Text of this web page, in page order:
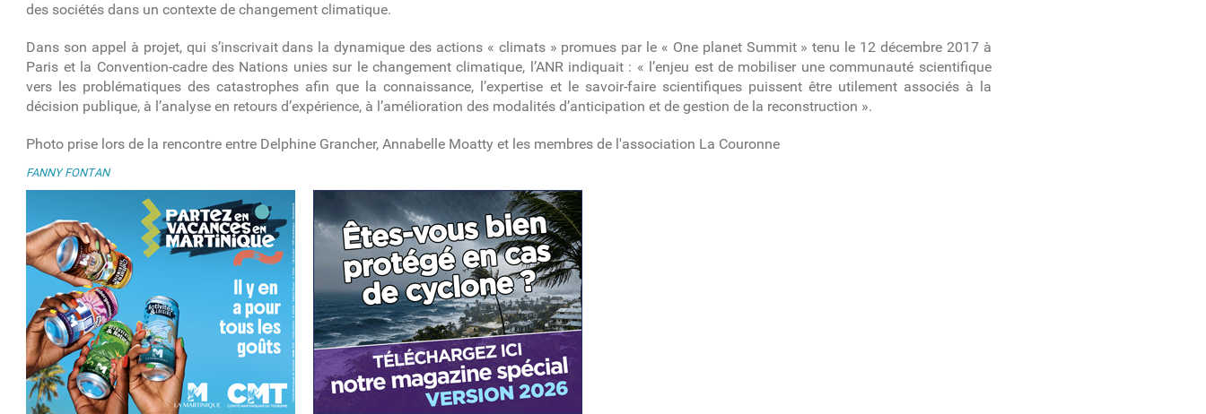
des sociétés dans un contexte de changement climatique.
Dans son appel à projet, qui s’inscrivait dans la dynamique des actions « climats » promues par le « One planet Summit » tenu le 12 décembre 2017 à
Paris et la Convention-cadre des Nations unies sur le changement climatique, l’ANR indiquait : « l’enjeu est de mobiliser une communauté scientifique
vers les problématiques des catastrophes afin que la connaissance, l’expertise et le savoir-faire scientifiques puissent être utilement associés à la
décision publique, à l’analyse en retours d’expérience, à l’amélioration des modalités d’anticipation et de gestion de la reconstruction ».
Photo prise lors de la rencontre entre Delphine Grancher, Annabelle Moatty et les membres de l'association La Couronne
FANNY FONTAN